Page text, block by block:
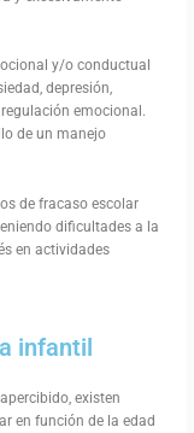
y/o conductual
depresión,
emocional.
de un manejo
de fracaso escolar
dificultades a la
en actividades
infantil
existen
en función de la edad